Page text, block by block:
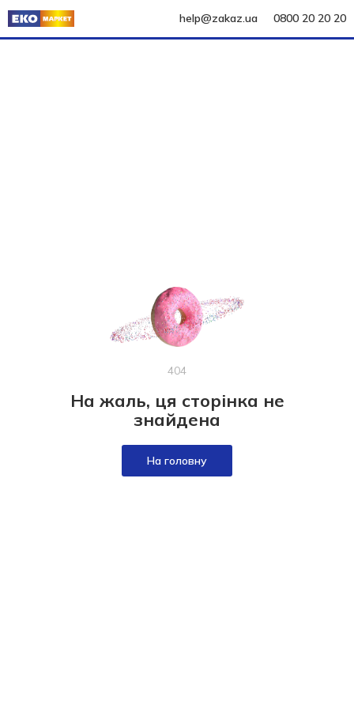
help@zakaz.ua 0800 20 20 20
404
На жаль, ця сторінка не
знайдена
На головну